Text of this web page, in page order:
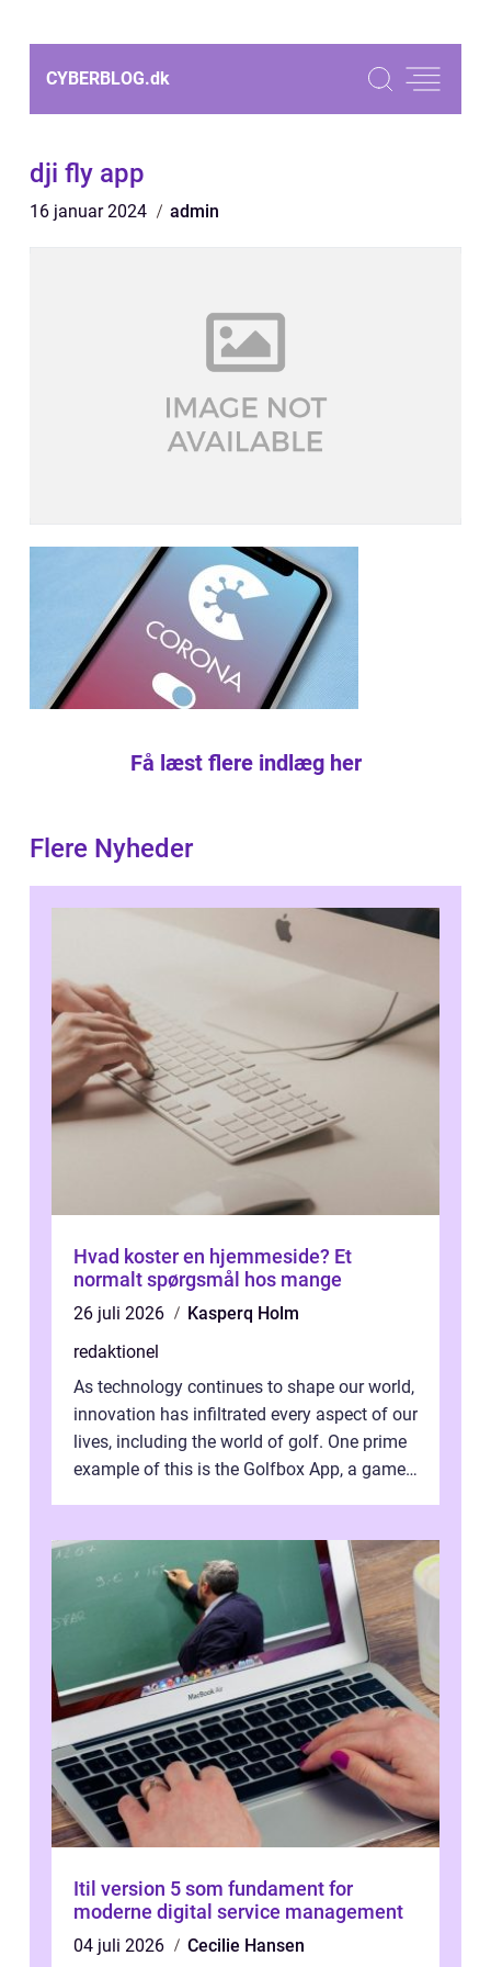
CYBERBLOG.dk
dji fly app
16 januar 2024 admin
Få læst flere indlæg her
Flere Nyheder
Hvad koster en hjemmeside? Et
normalt spørgsmål hos mange
26 juli 2026
Kasperq Holm
redaktionel
As technology continues to shape our world,
innovation has infiltrated every aspect of our
lives, including the world of golf. One prime
example of this is the Golfbox App, a game-
Itil version 5 som fundament for
moderne digital service management
04 juli 2026 Cecilie Hansen